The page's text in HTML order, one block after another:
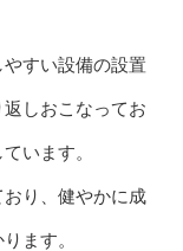
すい設備の設置
しおこなってお
います。
り、健やかに成
ます。